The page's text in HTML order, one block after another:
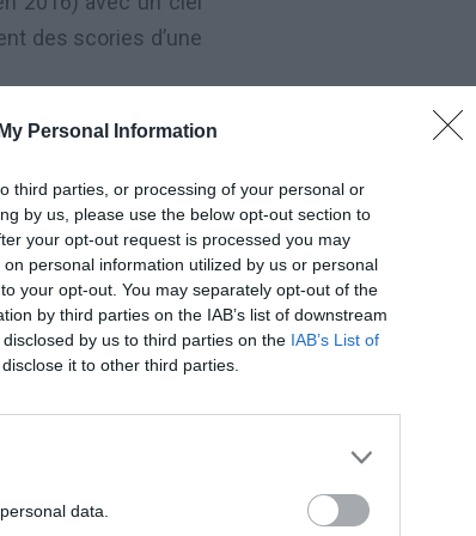
Personal Information
third parties, or processing of your personal or
by us, please use the below opt-out section to
your opt-out request is processed you may
personal information utilized by us or personal
your opt-out. You may separately opt-out of the
by third parties on the IAB’s list of downstream
by us to third parties on the IAB’s List of
it to other third parties.
data.
des scories d’une
et marées. En
permet d’entrevoir
et ceux qui vous
conseils si vous
bien entouré et
et commencer à
cependant le ton
tirer les leçons
traversez depuis
malmener sur bien